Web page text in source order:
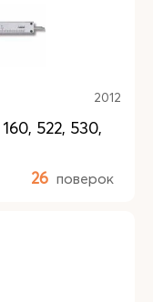
2012
522, 530,
26 поверок